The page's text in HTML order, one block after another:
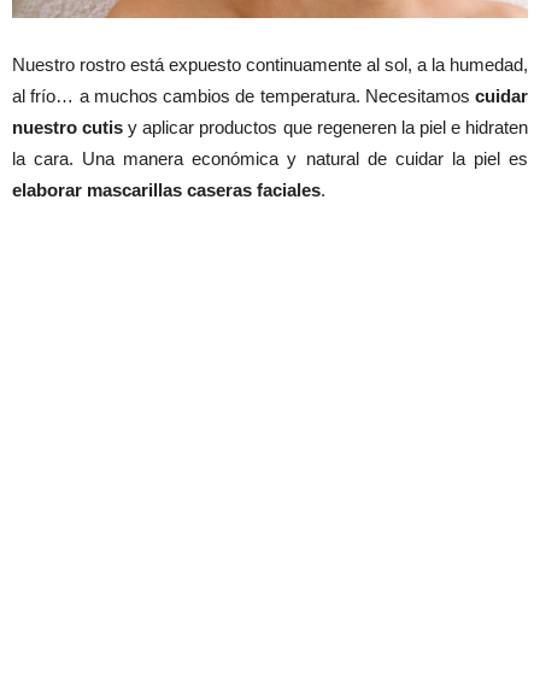
Nuestro rostro está expuesto continuamente al sol, a la humedad,
al frío… a muchos cambios de temperatura. Necesitamos cuidar
nuestro cutis y aplicar productos que regeneren la piel e hidraten
la cara. Una manera económica y natural de cuidar la piel es
elaborar mascarillas caseras faciales.